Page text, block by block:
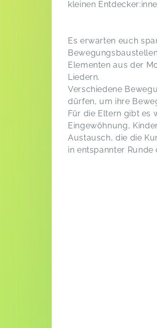
kleinen
Es erwarten euch
Elementen aus der
Liedern.
Verschiedene
dürfen, um ihre
Für die Eltern gibt es
Eingewöhnung,
Austausch, die die
in entspannter